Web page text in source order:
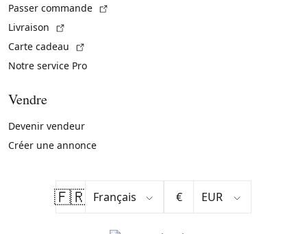
Passer commande
Livraison
Carte cadeau
Notre service Pro
Vendre
Devenir vendeur
Créer une annonce
🇫🇷 €